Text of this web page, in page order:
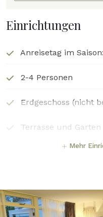
Einrichtungen
Anreisetag im
2-4 Personen
Erdgeschoss (nicht
Terrasse und Garten
Mehr